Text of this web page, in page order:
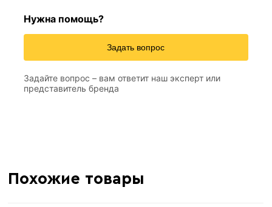
Нужна помощь?
Задать вопрос
Задайте вопрос – вам ответит наш эксперт или
представитель бренда
Похожие товары